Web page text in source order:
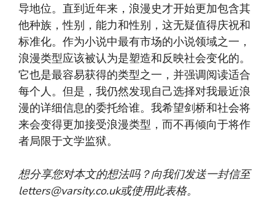
导地位。直到近年来，浪漫史才开始更加包含其
他种族，性别，能力和性别，这无疑值得庆祝和
标准化。作为小说中最有市场的小说领域之一，
浪漫类型应该被认为是塑造和反映社会变化的。
它也是最容易获得的类型之一，并强调阅读适合
每个人。但是，我仍然发现自己选择对我最近浪
漫的详细信息的委托给谁。我希望剑桥和社会将
来会变得更加接受浪漫类型，而不再倾向于将作
者局限于文学监狱。
想分享您对本文的想法吗？向我们发送一封信至
letters@varsity.co.uk或使用此表格。